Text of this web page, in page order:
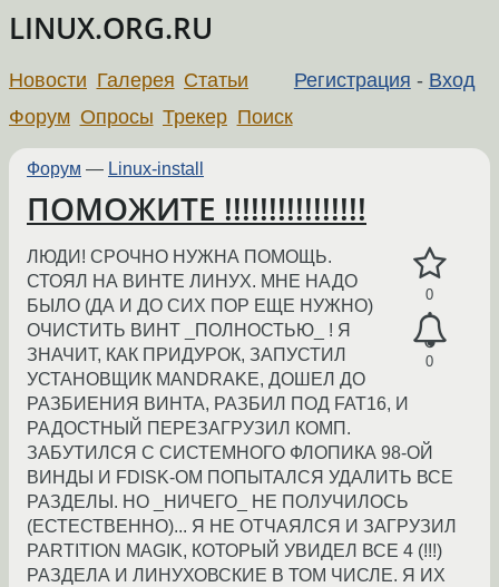
LINUX.ORG.RU
Регистрация - Вход
Новости Галерея Статьи
Форум Опросы Трекер Поиск
Форум — Linux-install
ПОМОЖИТЕ !!!!!!!!!!!!!!!!
0
0
ЛЮДИ! СРОЧНО НУЖНА ПОМОЩЬ.
СТОЯЛ НА ВИНТЕ ЛИНУХ. МНЕ НАДО
БЫЛО (ДА И ДО СИХ ПОР ЕЩЕ НУЖНО)
ОЧИСТИТЬ ВИНТ _ПОЛНОСТЬЮ_ ! Я
ЗНАЧИТ, КАК ПРИДУРОК, ЗАПУСТИЛ
УСТАНОВЩИК MANDRAKE, ДОШЕЛ ДО
РАЗБИЕНИЯ ВИНТА, РАЗБИЛ ПОД FAT16, И
РАДОСТНЫЙ ПЕРЕЗАГРУЗИЛ КОМП.
ЗАБУТИЛСЯ С СИСТЕМНОГО ФЛОПИКА 98-ОЙ
ВИНДЫ И FDISK-ОМ ПОПЫТАЛСЯ УДАЛИТЬ ВСЕ
РАЗДЕЛЫ. НО _НИЧЕГО_ НЕ ПОЛУЧИЛОСЬ
(ЕСТЕСТВЕННО)... Я НЕ ОТЧАЯЛСЯ И ЗАГРУЗИЛ
PARTITION MAGIK, КОТОРЫЙ УВИДЕЛ ВСЕ 4 (!!!)
РАЗДЕЛА И ЛИНУХОВСКИЕ В ТОМ ЧИСЛЕ. Я ИХ